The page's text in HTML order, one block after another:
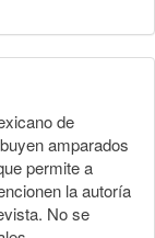
de
amparados
permite a
la autoría
No se